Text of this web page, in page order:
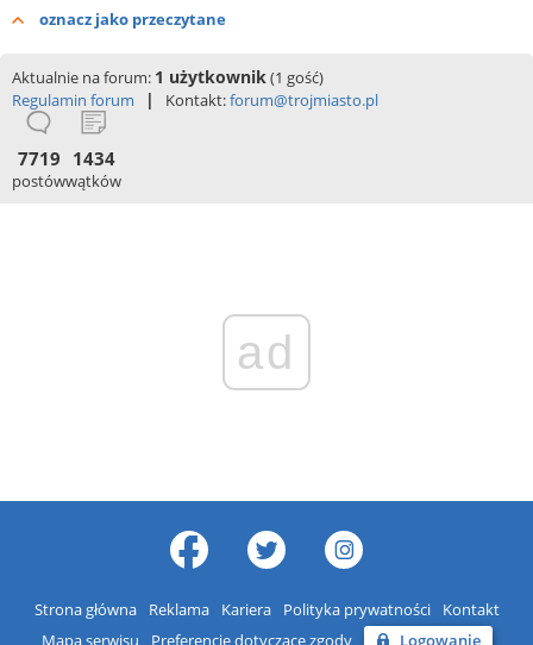
oznacz jako przeczytane
Aktualnie na forum: 1 użytkownik(1 gość)
Regulamin forum
| Kontakt:forum@trojmiasto.pl
7719
postów
1434
wątków
ad
Strona główna Reklama Kariera Polityka prywatności
Kontakt
Mapa serwisu
Preferencje dotyczące zgody Logowanie